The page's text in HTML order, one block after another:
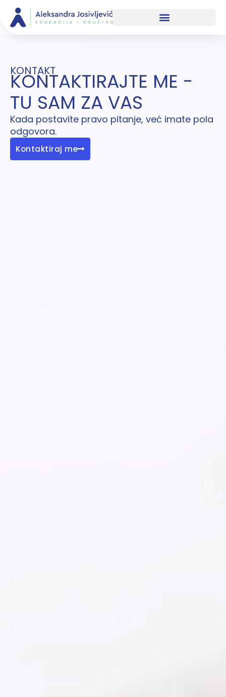
content
KONTAKT
KONTAKTIRAJTE ME -
TU SAM ZA VAS
Kada postavite pravo pitanje, već imate pola
odgovora.
Kontaktiraj me